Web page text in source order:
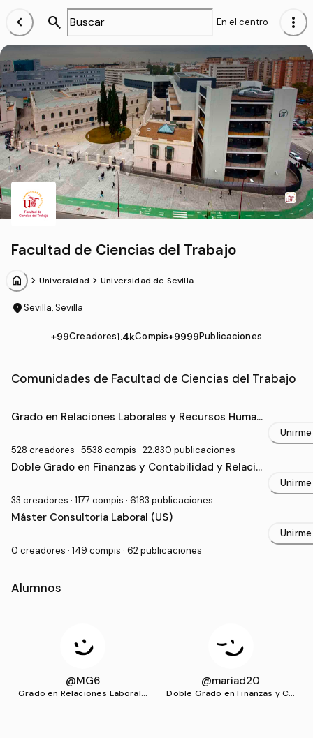
chevron_left search En el centro more_vert
Facultad de Ciencias del Trabajo
home chevron_forward Universidad chevron_forward Universidad de Sevilla
location_onSevilla, Sevilla
+99Creadores1.4kCompis+9999Publicaciones
Comunidades de Facultad de Ciencias del Trabajo
Grado Universitario en Facultad de Ciencias del
Grado en Relaciones Laborales y Recursos Human
528 creadores · 5538 compis · 22.830 publicaciones
Unirme
Doble Grado en Finanzas y Contabilidad y Relacio
33 creadores · 1177 compis · 6183 publicaciones
Unirme
Posgrado Universitario en Facultad de Ciencias del
Máster Consultoria Laboral (US)
0 creadores · 149 compis · 62 publicaciones
Unirme
Alumnos
@MG6
Grado en Relaciones Laborale
@mariad20
Doble Grado en Finanzas y Co